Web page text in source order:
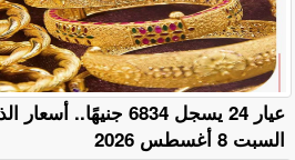
عيار 24 يسجل 6834
السبت 8 أغسطس 2026